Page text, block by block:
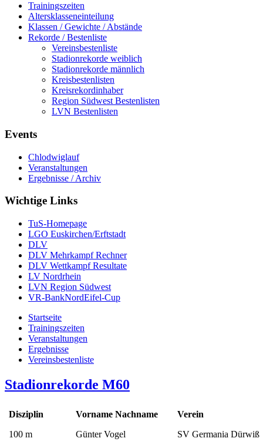
Trainingszeiten
Altersklasseneinteilung
Klassen / Gewichte / Abstände
Rekorde / Bestenliste
Vereinsbestenliste
Stadionrekorde weiblich
Stadionrekorde männlich
Kreisbestenlisten
Kreisrekordinhaber
Region Südwest Bestenlisten
LVN Bestenlisten
Events
Chlodwiglauf
Veranstaltungen
Ergebnisse / Archiv
Wichtige Links
TuS-Homepage
LGO Euskirchen/Erftstadt
DLV
DLV Mehrkampf Rechner
DLV Wettkampf Resultate
LV Nordrhein
LVN Region Südwest
VR-BankNordEifel-Cup
Startseite
Trainingszeiten
Veranstaltungen
Ergebnisse
Vereinsbestenliste
Stadionrekorde M60
Disziplin Vorname Nachname
Verein
100 m
Günter Vogel
SV Germania Dürwiß